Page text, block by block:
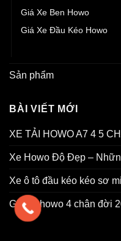
Giá Xe Ben Howo
Giá Xe Đầu Kéo Howo
Sản phẩm
BÀI VIẾT MỚI
XE TẢI HOWO A7 4 5
Xe Howo Độ Đẹp –
Xe ô tô đầu kéo kéo sơ
Giá xe howo 4 chân đời